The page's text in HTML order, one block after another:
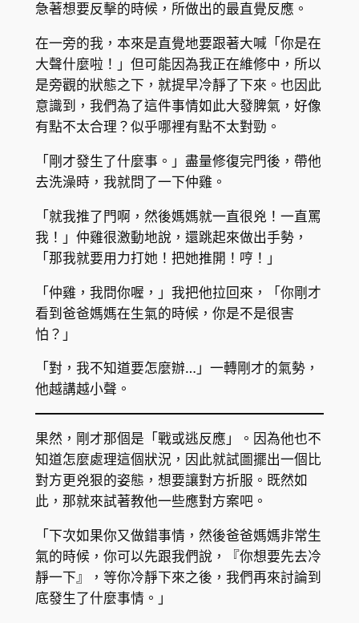
急著想要反擊的時候，所做出的最直覺反應。
在一旁的我，本來是直覺地要跟著大喊「你是在
大聲什麼啦！」但可能因為我正在維修中，所以
是旁觀的狀態之下，就提早冷靜了下來。也因此
意識到，我們為了這件事情如此大發脾氣，好像
有點不太合理？似乎哪裡有點不太對勁。
「剛才發生了什麼事。」盡量修復完門後，帶他
去洗澡時，我就問了一下仲雞。
「就我推了門啊，然後媽媽就一直很兇！一直罵
我！」仲雞很激動地說，還跳起來做出手勢，
「那我就要用力打她！把她推開！哼！」
「仲雞，我問你喔，」我把他拉回來，「你剛才
看到爸爸媽媽在生氣的時候，你是不是很害
怕？」
「對，我不知道要怎麼辦…」一轉剛才的氣勢，
他越講越小聲。
果然，剛才那個是「戰或逃反應」。因為他也不
知道怎麼處理這個狀況，因此就試圖擺出一個比
對方更兇狠的姿態，想要讓對方折服。既然如
此，那就來試著教他一些應對方案吧。
「下次如果你又做錯事情，然後爸爸媽媽非常生
氣的時候，你可以先跟我們說，『你想要先去冷
靜一下』，等你冷靜下來之後，我們再來討論到
底發生了什麼事情。」